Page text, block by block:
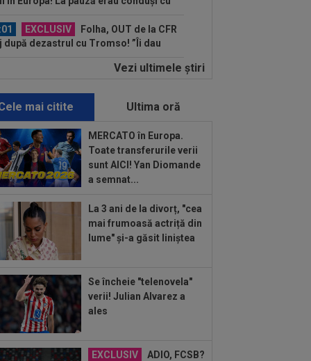
EXCLUSIV
Folha, OUT de la CFR
după dezastrul cu Tromso! ”Îi dau
Gigi Becali: ”Am
Enervat după ce a aflat că Rodri
la Barcelona, Mourinho s-a
de...
Antrenorul lui Tromso a surprins
lumea, după 5-0 cu CFR: ”Mai e
Ioan Varga, gata să renunțe la
și să preia alt club...
EXCLUSIV
Gigi Becali: ”Hai să-
ce face Mihai Stoica. E prima oară
EXCLUSIV
Dorit iar de Varga la
Cluj, Edi Iordănescu a luat decizia!
EXCLUSIV
cine mă...
Vezi ultimele ştiri
mai citite Ultima oră
MERCATO în Europa.
Toate transferurile verii
sunt AICI! Yan Diomande
a semnat...
La 3 ani de la divorț, "cea
mai frumoasă actriță din
lume" și-a găsit liniștea
Se încheie "telenovela"
verii! Julian Alvarez a
ales
EXCLUSIV
ADIO, FCSB?